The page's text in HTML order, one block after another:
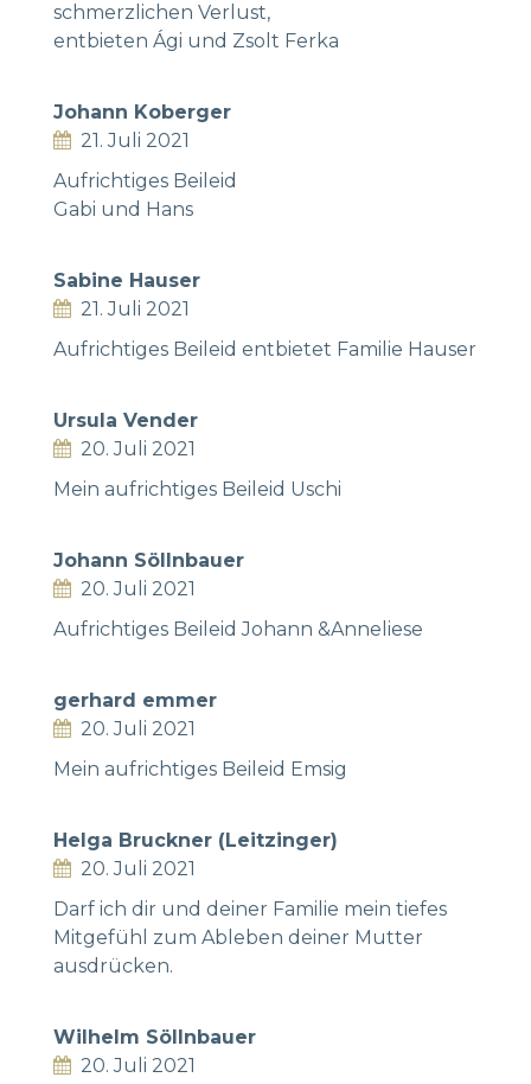
schmerzlichen Verlust,
entbieten Ági und Zsolt Ferka
Johann Koberger
21. Juli 2021
Aufrichtiges Beileid
Gabi und Hans
Sabine Hauser
21. Juli 2021
Aufrichtiges Beileid entbietet Familie Hauser
Ursula Vender
20. Juli 2021
Mein aufrichtiges Beileid Uschi
Johann Söllnbauer
20. Juli 2021
Aufrichtiges Beileid Johann &Anneliese
gerhard emmer
20. Juli 2021
Mein aufrichtiges Beileid Emsig
Helga Bruckner (Leitzinger)
20. Juli 2021
Darf ich dir und deiner Familie mein tiefes
Mitgefühl zum Ableben deiner Mutter
ausdrücken.
Wilhelm Söllnbauer
20. Juli 2021